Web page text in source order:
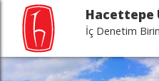
Hacettepe
İç Denetim